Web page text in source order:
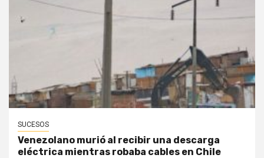
SUCESOS
Venezolano murió al recibir una descarga
eléctrica mientras robaba cables en Chile